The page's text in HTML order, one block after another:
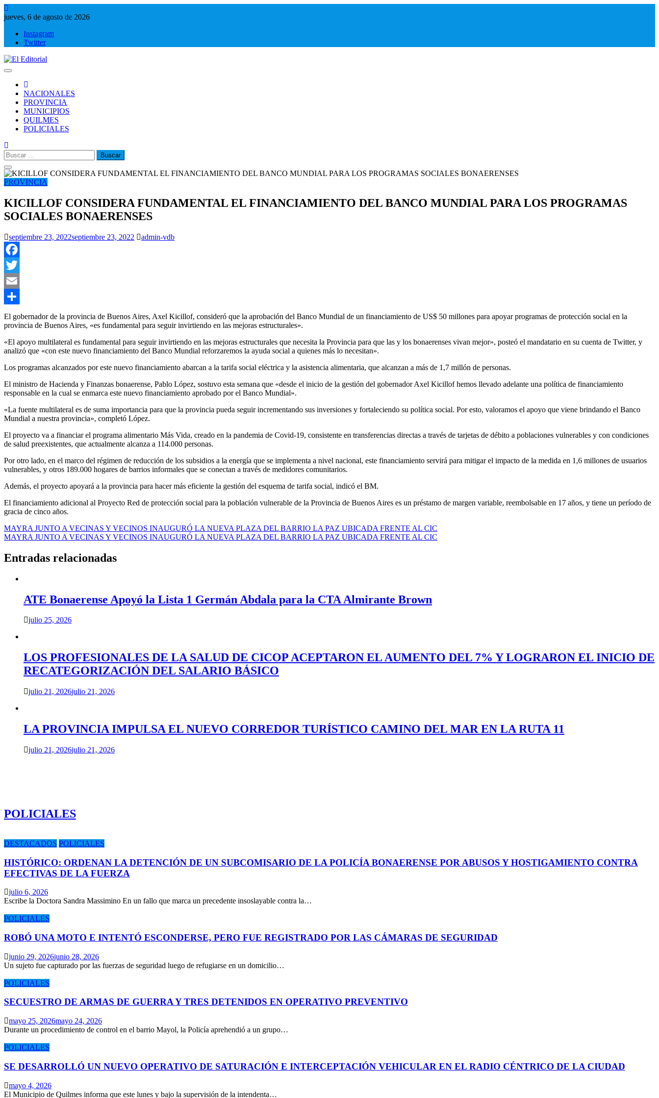
Saltar
al
jueves, 6 de agosto de 2026
Instagram
Twitter
NACIONALES
PROVINCIA
MUNICIPIOS
QUILMES
POLICIALES
Buscar:
PROVINCIA
KICILLOF CONSIDERA FUNDAMENTAL EL FINANCIAMIENTO DEL BANCO MUNDIAL PARA LOS PROGRAMAS
SOCIALES BONAERENSES
septiembre 23, 2022septiembre 23, 2022 admin-vdb
Facebook
Twitter
Email
Compartir
El gobernador de la provincia de Buenos Aires, Axel Kicillof, consideró que la aprobación del Banco Mundial de un financiamiento de US$ 50 millones para apoyar programas de protección social en la
provincia de Buenos Aires, «es fundamental para seguir invirtiendo en las mejoras estructurales».
«El apoyo multilateral es fundamental para seguir invirtiendo en las mejoras estructurales que necesita la Provincia para que las y los bonaerenses vivan mejor», posteó el mandatario en su cuenta de Twitter, y
analizó que «con este nuevo financiamiento del Banco Mundial reforzaremos la ayuda social a quienes más lo necesitan».
Los programas alcanzados por este nuevo financiamiento abarcan a la tarifa social eléctrica y la asistencia alimentaria, que alcanzan a más de 1,7 millón de personas.
El ministro de Hacienda y Finanzas bonaerense, Pablo López, sostuvo esta semana que «desde el inicio de la gestión del gobernador Axel Kicillof hemos llevado adelante una política de financiamiento
responsable en la cual se enmarca este nuevo financiamiento aprobado por el Banco Mundial».
«La fuente multilateral es de suma importancia para que la provincia pueda seguir incrementando sus inversiones y fortaleciendo su política social. Por esto, valoramos el apoyo que viene brindando el Banco
Mundial a nuestra provincia», completó López.
El proyecto va a financiar el programa alimentario Más Vida, creado en la pandemia de Covid-19, consistente en transferencias directas a través de tarjetas de débito a poblaciones vulnerables y con condiciones
de salud preexistentes, que actualmente alcanza a 114.000 personas.
Por otro lado, en el marco del régimen de reducción de los subsidios a la energía que se implementa a nivel nacional, este financiamiento servirá para mitigar el impacto de la medida en 1,6 millones de usuarios
vulnerables, y otros 189.000 hogares de barrios informales que se conectan a través de medidores comunitarios.
Además, el proyecto apoyará a la provincia para hacer más eficiente la gestión del esquema de tarifa social, indicó el BM.
El financiamiento adicional al Proyecto Red de protección social para la población vulnerable de la Provincia de Buenos Aires es un préstamo de margen variable, reembolsable en 17 años, y tiene un período de
gracia de cinco años.
Navegación
de
entradas
MAYRA JUNTO A VECINAS Y VECINOS INAUGURÓ LA NUEVA PLAZA DEL BARRIO LA PAZ UBICADA FRENTE AL CIC
MAYRA JUNTO A VECINAS Y VECINOS INAUGURÓ LA NUEVA PLAZA DEL BARRIO LA PAZ UBICADA FRENTE AL CIC
Entradas relacionadas
ATE Bonaerense Apoyó la Lista 1 Germán Abdala para la CTA Almirante Brown
julio 25, 2026
LOS PROFESIONALES DE LA SALUD DE CICOP ACEPTARON EL AUMENTO DEL 7% Y LOGRARON EL INICIO DE
RECATEGORIZACIÓN DEL SALARIO BÁSICO
julio 21, 2026julio 21, 2026
LA PROVINCIA IMPULSA EL NUEVO CORREDOR TURÍSTICO CAMINO DEL MAR EN LA RUTA 11
julio 21, 2026julio 21, 2026
POLICIALES
DESTACADOS POLICIALES
HISTÓRICO: ORDENAN LA DETENCIÓN DE UN SUBCOMISARIO DE LA POLICÍA BONAERENSE POR ABUSOS Y HOSTIGAMIENTO CONTRA
EFECTIVAS DE LA FUERZA
julio 6, 2026
Escribe la Doctora Sandra Massimino En un fallo que marca un precedente insoslayable contra la…
POLICIALES
ROBÓ UNA MOTO E INTENTÓ ESCONDERSE, PERO FUE REGISTRADO POR LAS CÁMARAS DE SEGURIDAD
junio 29, 2026junio 28, 2026
Un sujeto fue capturado por las fuerzas de seguridad luego de refugiarse en un domicilio…
POLICIALES
SECUESTRO DE ARMAS DE GUERRA Y TRES DETENIDOS EN OPERATIVO PREVENTIVO
mayo 25, 2026mayo 24, 2026
Durante un procedimiento de control en el barrio Mayol, la Policía aprehendió a un grupo…
POLICIALES
SE DESARROLLÓ UN NUEVO OPERATIVO DE SATURACIÓN E INTERCEPTACIÓN VEHICULAR EN EL RADIO CÉNTRICO DE LA CIUDAD
mayo 4, 2026
El Municipio de Quilmes informa que este lunes y bajo la supervisión de la intendenta…